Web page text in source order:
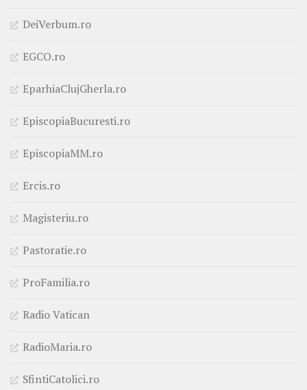
DeiVerbum.ro
EGCO.ro
EparhiaClujGherla.ro
EpiscopiaBucuresti.ro
EpiscopiaMM.ro
Ercis.ro
Magisteriu.ro
Pastoratie.ro
ProFamilia.ro
Radio Vatican
RadioMaria.ro
SfintiCatolici.ro